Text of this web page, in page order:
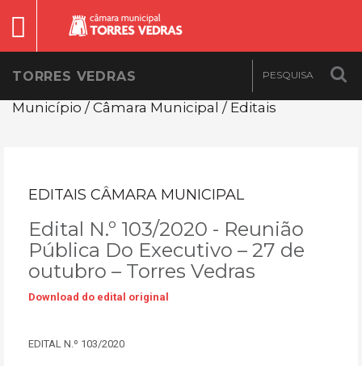
TORRES VEDRAS
Município / Câmara Municipal / Editais
EDITAIS CÂMARA MUNICIPAL
Edital N.º 103/2020 - Reunião
Pública Do Executivo – 27 de
outubro – Torres Vedras
Download do edital original
EDITAL N.º 103/2020